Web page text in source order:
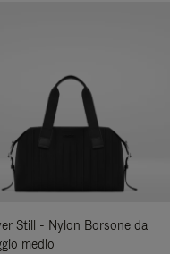
Still - Nylon Borsone da
medio